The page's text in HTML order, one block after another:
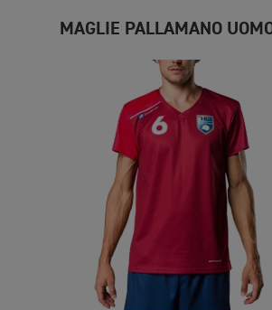
MAGLIE PALLAMANO